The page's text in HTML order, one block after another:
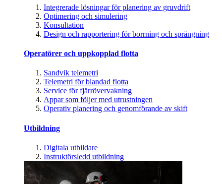
Integrerade lösningar för planering av gruvdrift
Optimering och simulering
Konsultation
Design och rapportering för borrning och sprängning
Operatörer och uppkopplad flotta
Sandvik telemetri
Telemetri för blandad flotta
Service för fjärrövervakning
Appar som följer med utrustningen
Operativ planering och genomförande av skift
Utbildning
Digitala utbildare
Instruktörsledd utbildning